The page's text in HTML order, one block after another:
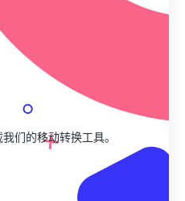
们的移动转换工具。